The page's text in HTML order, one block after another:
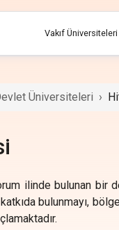
Vakıf Üniversiteleri
Üniversiteleri ›
ilinde bulunan bir
bulunmayı,